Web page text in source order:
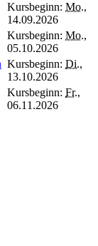
Kursbeginn: Mo.,
14.09.2026
Kursbeginn: Mo.,
05.10.2026
Kursbeginn: Di.,
13.10.2026
Kursbeginn: Fr.,
06.11.2026